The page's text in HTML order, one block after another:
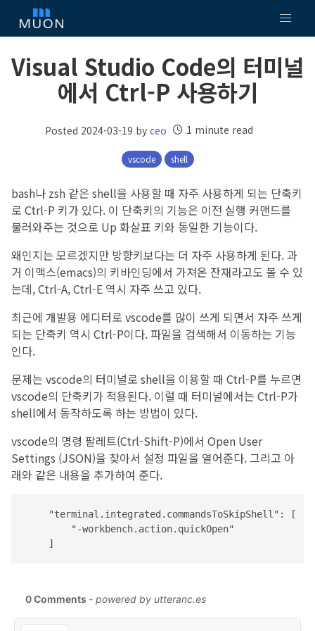
Visual Studio Code의 터미널
에서 Ctrl-P 사용하기
Posted 2024-03-19 by ceo 1 minute read
vscode shell
bash나 zsh 같은 shell을 사용할 때 자주 사용하게 되는 단축키
로 Ctrl-P 키가 있다. 이 단축키의 기능은 이전 실행 커맨드를
불러와주는 것으로 Up 화살표 키와 동일한 기능이다.
왜인지는 모르겠지만 방향키보다는 더 자주 사용하게 된다. 과
거 이맥스(emacs)의 키바인딩에서 가져온 잔재라고도 볼 수 있
는데, Ctrl-A, Ctrl-E 역시 자주 쓰고 있다.
최근에 개발용 에디터로 vscode를 많이 쓰게 되면서 자주 쓰게
되는 단축키 역시 Ctrl-P이다. 파일을 검색해서 이동하는 기능
인다.
문제는 vscode의 터미널로 shell을 이용할 때 Ctrl-P를 누르면
vscode의 단축키가 적용된다. 이럴 때 터미널에서는 Ctrl-P가
shell에서 동작하도록 하는 방법이 있다.
vscode의 명령 팔레트(Ctrl-Shift-P)에서 Open User
Settings (JSON)을 찾아서 설정 파일을 열어준다. 그리고 아
래와 같은 내용을 추가하여 준다.
    "terminal.integrated.commandsToSkipShell": [
        "-workbench.action.quickOpen"